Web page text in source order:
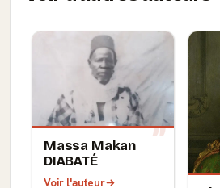
Massa Makan
DIABATÉ
Voir l'auteur